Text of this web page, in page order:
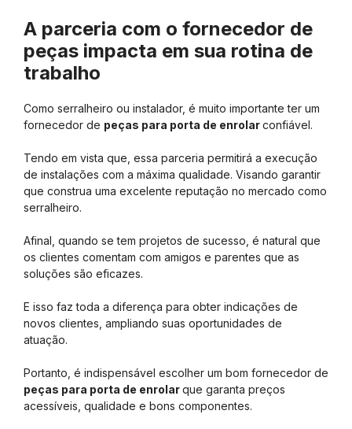
A parceria com o fornecedor de
peças impacta em sua rotina de
trabalho
Como serralheiro ou instalador, é muito importante ter um
fornecedor de peças para porta de enrolarconfiável.
Tendo em vista que, essa parceria permitirá a execução
de instalações com a máxima qualidade. Visando garantir
que construa uma excelente reputação no mercado como
serralheiro.
Afinal, quando se tem projetos de sucesso, é natural que
os clientes comentam com amigos e parentes que as
soluções são eficazes.
E isso faz toda a diferença para obter indicações de
novos clientes, ampliando suas oportunidades de
atuação.
Portanto, é indispensável escolher um bom fornecedor de
peças para porta de enrolarque garanta preços
acessíveis, qualidade e bons componentes.